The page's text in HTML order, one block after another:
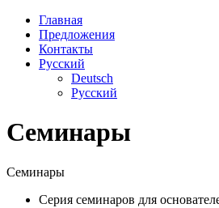
Главная
Предложения
Контакты
Русский
Deutsch
Русский
Семинары
Семинары
Cерия семинаров для